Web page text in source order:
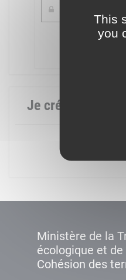
This
you
Je crée mon
Ministère de la
écologique et de
Cohésion des